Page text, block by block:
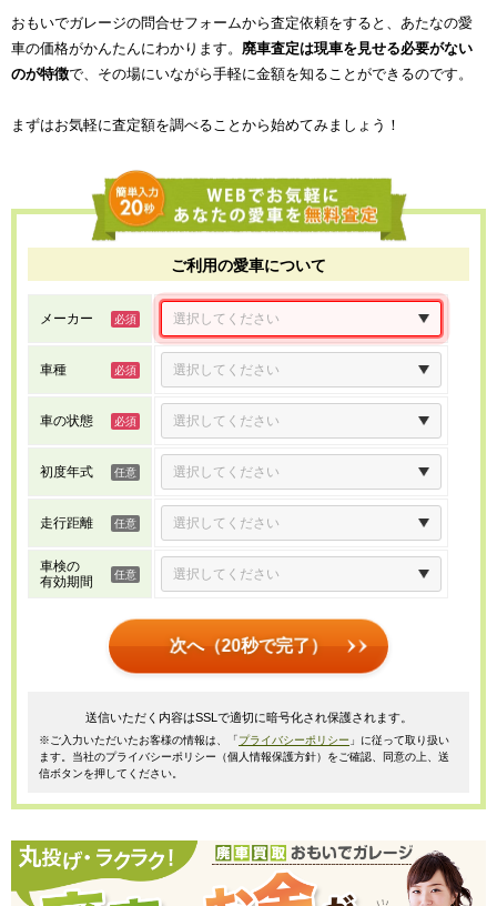
おもいでガレージの問合せフォームから査定依頼をすると、あたなの愛
車の価格がかんたんにわかります。 廃車査定は現車を見せる必要がない
のが特徴で、その場にいながら手軽に金額を知ることができるのです。
まずはお気軽に査定額を調べることから始めてみましょう！
ご利用の愛車について
メーカー
車種
車の状態
初度年式
走行距離
車検の
有効期間
次へ（20秒で完了）
送信いただく内容はSSLで適切に暗号化され保護されます。
※ご入力いただいたお客様の情報は、「プライバシーポリシー 」に従って取り扱い
ます。当社のプライバシーポリシー（個人情報保護方針）をご確認、同意の上、送
信ボタンを押してください。